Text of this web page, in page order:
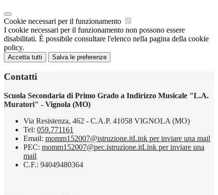
Cookie necessari per il funzionamento
I cookie necessari per il funzionamento non possono essere
disabilitati. È possibile consultare l'elenco nella pagina della cookie
policy.
Accetta tutti Salva le preferenze
Contatti
Scuola Secondaria di Primo Grado a Indirizzo Musicale "L.A.
Muratori" - Vignola (MO)
Via Resistenza, 462 - C.A.P. 41058 VIGNOLA (MO)
Tel: 059.771161
Email: momm152007@istruzione.itLink per inviare una mail
PEC: momm152007@pec.istruzione.itLink per inviare una
mail
C.F.: 94049480364